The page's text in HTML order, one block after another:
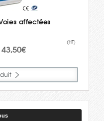
affectées
43,50€
(HT)